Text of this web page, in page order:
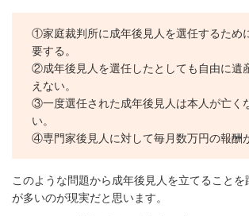
①家庭裁判所に成年後見人を選任するため
要する。
②成年後見人を選任したとしても自由に遺
えない。
③一度選任された成年後見人は本人が亡く
い。
④専門家後見人に対して毎月数万円の報酬
このような問題から成年後見人を立てること
が多いのが現実だと思います。